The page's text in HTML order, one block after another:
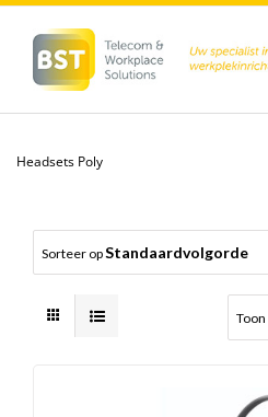
inhoud
Headsets Poly
Sorteer opStandaardvolgorde
Toon